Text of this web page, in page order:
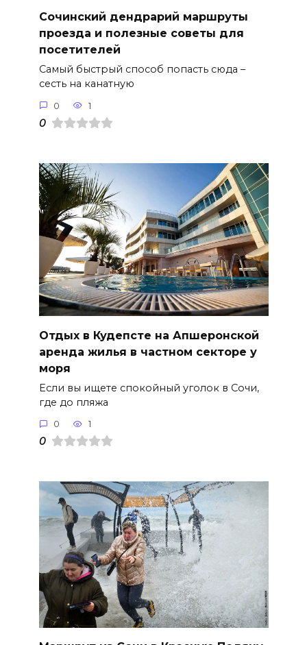
Сочинский дендрарий маршруты
проезда и полезные советы для
посетителей
Самый быстрый способ попасть сюда –
сесть на канатную
0 1
0
Отдых в Кудепсте на Апшеронской
аренда жилья в частном секторе у
моря
Если вы ищете спокойный уголок в Сочи,
где до пляжа
0 1
0